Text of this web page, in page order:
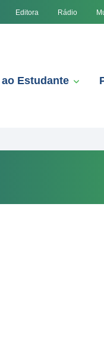
Editora Rádio
Estudante